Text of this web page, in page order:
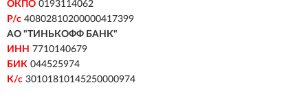
ОКПО 0193114062
Р/с 40802810200000417399
АО "ТИНЬКОФФ БАНК"
ИНН 7710140679
БИК 044525974
К/с 30101810145250000974